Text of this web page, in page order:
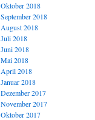
Oktober 2018
September 2018
August 2018
Juli 2018
Juni 2018
Mai 2018
April 2018
Januar 2018
Dezember 2017
November 2017
Oktober 2017